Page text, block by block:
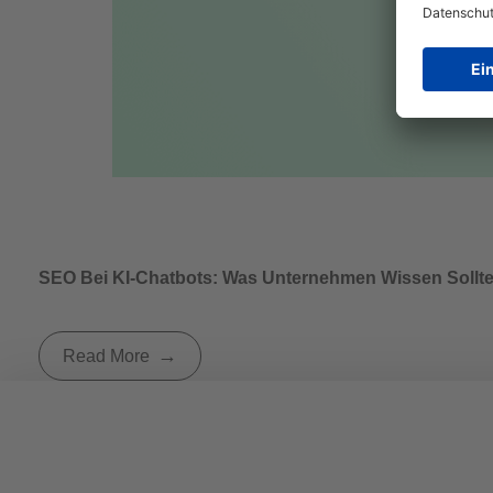
SEO Bei KI-Chatbots: Was Unternehmen Wissen
Read More